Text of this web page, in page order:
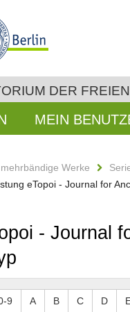
DER
MEIN
Werke
eTopoi - Journal for
- Journal
9 A B C D